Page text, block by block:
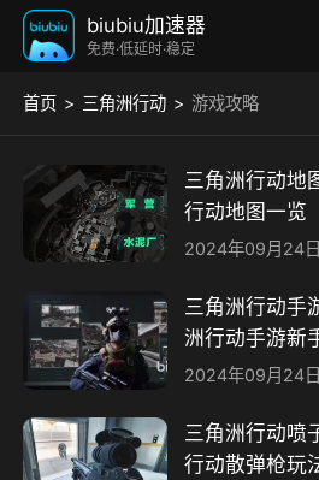
biubiu加速器
免费·低延时·稳定
首页 三角洲行动 游戏攻略
三角洲行动地
行动地图一览
2024年09月24
三角洲行动手
洲行动手游新
2024年09月24
三角洲行动喷
行动散弹枪玩